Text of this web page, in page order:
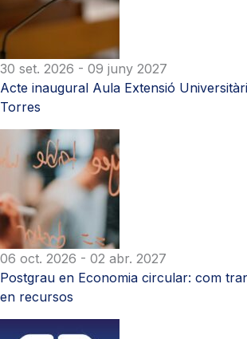
30 set. 2026 - 09 juny 2027
Acte inaugural Aula Extensió
Torres
06 oct. 2026 - 02 abr. 2027
Postgrau en Economia circular: com
en recursos